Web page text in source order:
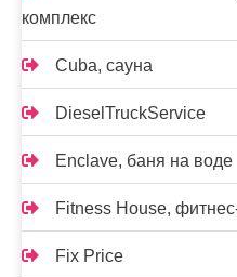
комплекс
Cuba, сауна
DieselTruckService
Enclave, баня на воде
Fitness House,
Fix Price